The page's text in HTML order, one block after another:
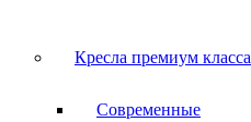
Кресла премиум класса
Современные